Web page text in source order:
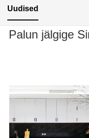
Uudised
Palun jälgige